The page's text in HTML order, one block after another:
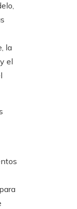
la
el